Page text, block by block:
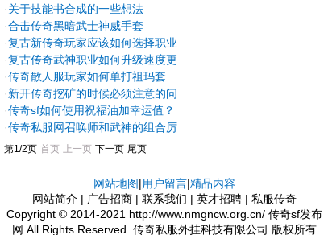
链”，为何最后被削弱属性？
·关于技能书合成的一些想法
·合击传奇黑暗武士神威手套
·复古新传奇玩家应该如何选择职业
·复古传奇武神职业如何升级速度更
快
·传奇散人服玩家如何单打祖玛套
·新开传奇挖矿的时候必须注意的问
题
·传奇sf如何使用祝福油加幸运值？
·传奇私服网召唤师和武神的组合厉
害吗？
第1/2页 首页 上一页 下一页 尾页
网站地图|用户留言|精品内容
网站简介 | 广告招商 | 联系我们 | 英才招聘| 私服传奇
Copyright © 2014-2021 http://www.nmgncw.org.cn/ 传奇sf发布
网 All Rights Reserved. 传奇私服外挂科技有限公司 版权所有